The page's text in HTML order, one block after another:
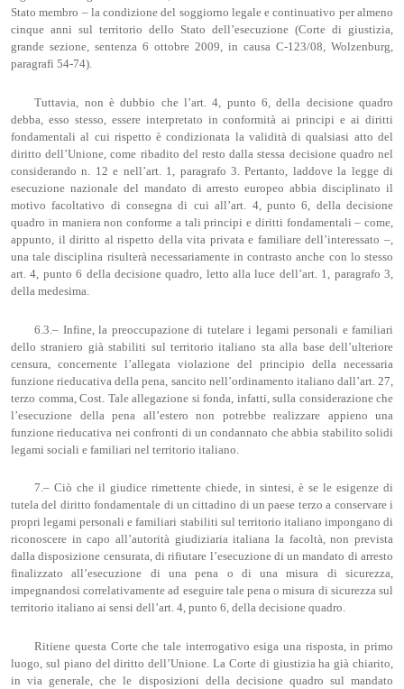
Stato membro – la condizione del soggiorno legale e continuativo per almeno
cinque anni sul territorio dello Stato dell’esecuzione (Corte di giustizia,
grande sezione, sentenza 6 ottobre 2009, in causa C-123/08, Wolzenburg,
paragrafi 54-74).
Tuttavia, non è dubbio che l’art. 4, punto 6, della decisione quadro
debba, esso stesso, essere interpretato in conformità ai principi e ai diritti
fondamentali al cui rispetto è condizionata la validità di qualsiasi atto del
diritto dell’Unione, come ribadito del resto dalla stessa decisione quadro nel
considerando n. 12 e nell’art. 1, paragrafo 3. Pertanto, laddove la legge di
esecuzione nazionale del mandato di arresto europeo abbia disciplinato il
motivo facoltativo di consegna di cui all’art. 4, punto 6, della decisione
quadro in maniera non conforme a tali principi e diritti fondamentali – come,
appunto, il diritto al rispetto della vita privata e familiare dell’interessato –,
una tale disciplina risulterà necessariamente in contrasto anche con lo stesso
art. 4, punto 6 della decisione quadro, letto alla luce dell’art. 1, paragrafo 3,
della medesima.
6.3.– Infine, la preoccupazione di tutelare i legami personali e familiari
dello straniero già stabiliti sul territorio italiano sta alla base dell’ulteriore
censura, concernente l’allegata violazione del principio della necessaria
funzione rieducativa della pena, sancito nell’ordinamento italiano dall’art. 27,
terzo comma, Cost. Tale allegazione si fonda, infatti, sulla considerazione che
l’esecuzione della pena all’estero non potrebbe realizzare appieno una
funzione rieducativa nei confronti di un condannato che abbia stabilito solidi
legami sociali e familiari nel territorio italiano.
7.– Ciò che il giudice rimettente chiede, in sintesi, è se le esigenze di
tutela del diritto fondamentale di un cittadino di un paese terzo a conservare i
propri legami personali e familiari stabiliti sul territorio italiano impongano di
riconoscere in capo all’autorità giudiziaria italiana la facoltà, non prevista
dalla disposizione censurata, di rifiutare l’esecuzione di un mandato di arresto
finalizzato all’esecuzione di una pena o di una misura di sicurezza,
impegnandosi correlativamente ad eseguire tale pena o misura di sicurezza sul
territorio italiano ai sensi dell’art. 4, punto 6, della decisione quadro.
Ritiene questa Corte che tale interrogativo esiga una risposta, in primo
luogo, sul piano del diritto dell’Unione. La Corte di giustizia ha già chiarito,
in via generale, che le disposizioni della decisione quadro sul mandato